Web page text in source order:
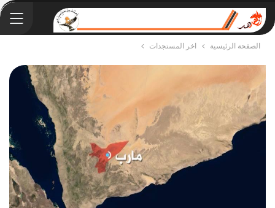
الصفحة الرئيسية اخر المستجدات